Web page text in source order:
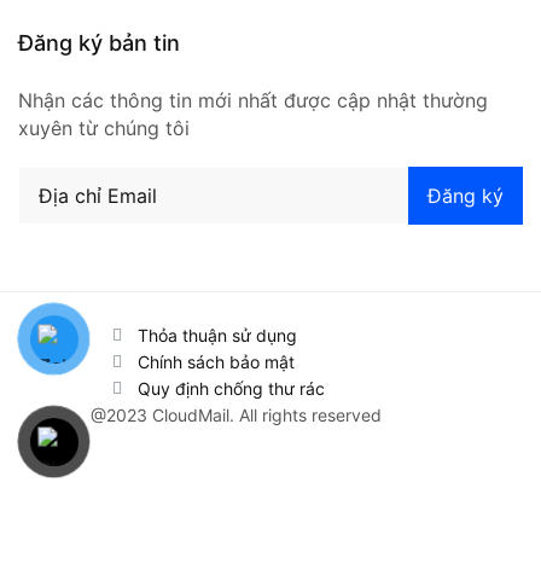
Đăng ký bản tin
Nhận các thông tin mới nhất được cập nhật thường
xuyên từ chúng tôi
@2023 CloudMail. All rights reserved
Thỏa thuận sử dụng
Chính sách bảo mật
Quy định chống thư rác